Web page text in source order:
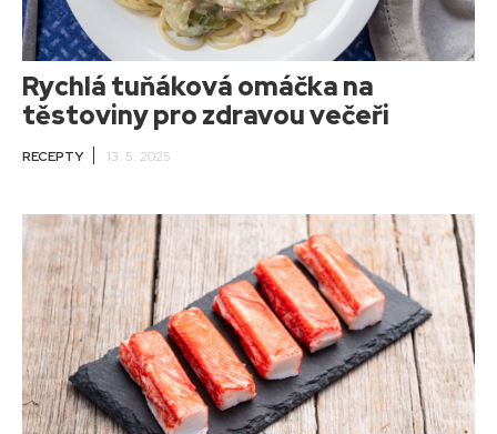
Rychlá tuňáková omáčka na
těstoviny pro zdravou večeři
RECEPTY 13. 5. 2025